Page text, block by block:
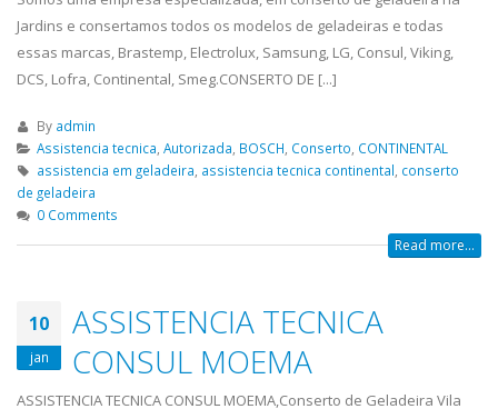
Jardins e consertamos todos os modelos de geladeiras e todas
essas marcas, Brastemp, Electrolux, Samsung, LG, Consul, Viking,
DCS, Lofra, Continental, Smeg.CONSERTO DE [...]
By admin
Assistencia tecnica, Autorizada, BOSCH, Conserto, CONTINENTAL
assistencia em geladeira, assistencia tecnica continental, conserto
de geladeira
0 Comments
Read more...
10
jan
ASSISTENCIA TECNICA
CONSUL MOEMA
ASSISTENCIA TECNICA CONSUL MOEMA,Conserto de Geladeira Vila